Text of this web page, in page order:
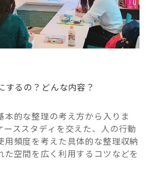
するの？どんな内容？
本的な整理の考え方から入りま
ーススタディを交えた、人の行動
用頻度を考えた具体的な整理収納
た空間を広く利用するコツなどを